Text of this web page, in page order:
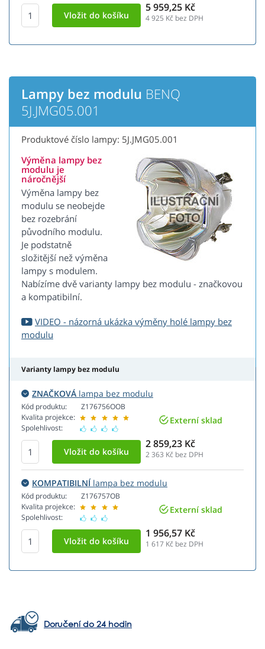
5 959,25 Kč
4 925 Kč bez DPH
Lampy bez modulu BENQ
5J.JMG05.001
Produktové číslo lampy: 5J.JMG05.001
Výměna lampy bez
modulu je
náročnější
Výměna lampy bez
modulu se neobejde
bez rozebrání
původního modulu.
Je podstatně
složitější než výměna
lampy s modulem.
Nabízíme dvě varianty lampy bez modulu - značkovou
a kompatibilní.
VIDEO - názorná ukázka výměny holé lampy bez
modulu
Varianty lampy bez modulu
ZNAČKOVÁ lampa bez modulu
Kód produktu:
Kvalita projekce:
Spolehlivost:
Z176756OOB
Externí sklad
2 859,23 Kč
2 363 Kč bez DPH
KOMPATIBILNÍlampa bez modulu
Kód produktu:
Kvalita projekce:
Spolehlivost:
Z176757OB
Externí sklad
1 956,57 Kč
1 617 Kč bez DPH
Doručení do 24 hodin